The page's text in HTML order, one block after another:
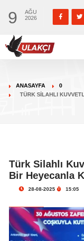
9
AĞU
2026
ANASAYFA
0
TÜRK SILAHLI
Türk Silahlı
Bir Heyecanla
28-08-2025 15:05